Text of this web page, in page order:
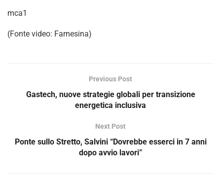
mca1
(Fonte video: Farnesina)
Previous Post
Gastech, nuove strategie globali per transizione
energetica inclusiva
Next Post
Ponte sullo Stretto, Salvini “Dovrebbe esserci in 7 anni
dopo avvio lavori”